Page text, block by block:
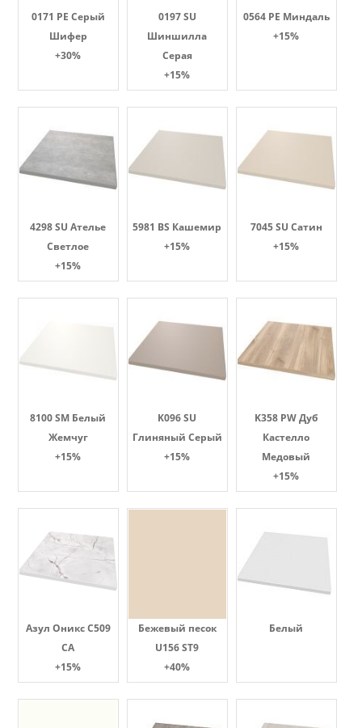
0171 PE Серый
Шифер
+30%
0197 SU
Шиншилла
Серая
+15%
0564 PE Миндаль
+15%
4298 SU Ателье
Светлое
+15%
5981 BS Кашемир
+15%
7045 SU Сатин
+15%
8100 SM Белый
Жемчуг
+15%
K096 SU
Глиняный Серый
+15%
K358 PW Дуб
Кастелло
Медовый
+15%
Азул Оникс С509
СА
+15%
Бежевый песок
U156 ST9
+40%
Белый